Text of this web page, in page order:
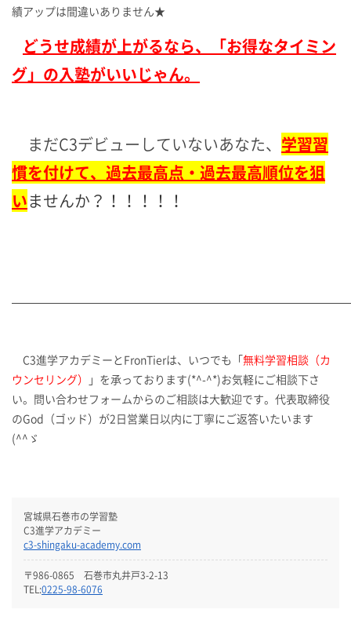
績アップは間違いありません★
どうせ成績が上がるなら、「お得なタイミン
グ」の入塾がいいじゃん。
まだC3デビューしていないあなた、 学習習
慣を付けて、過去最高点・過去最高順位を狙
いませんか？！！！！！
C3進学アカデミーとFronTierは、いつでも「無料学習相談（カ
ウンセリング）
」を承っております(*^-^*)お気軽にご相談下さ
い。問い合わせフォームからのご相談は大歓迎です。代表取締役
のGod（ゴッド）が2日営業日以内に丁寧にご返答いたいます
(^^ゞ
宮城県石巻市の学習塾
C3進学アカデミー
c3-shingaku-academy.com
〒986-0865 石巻市丸井戸3-2-13
TEL:0225-98-6076